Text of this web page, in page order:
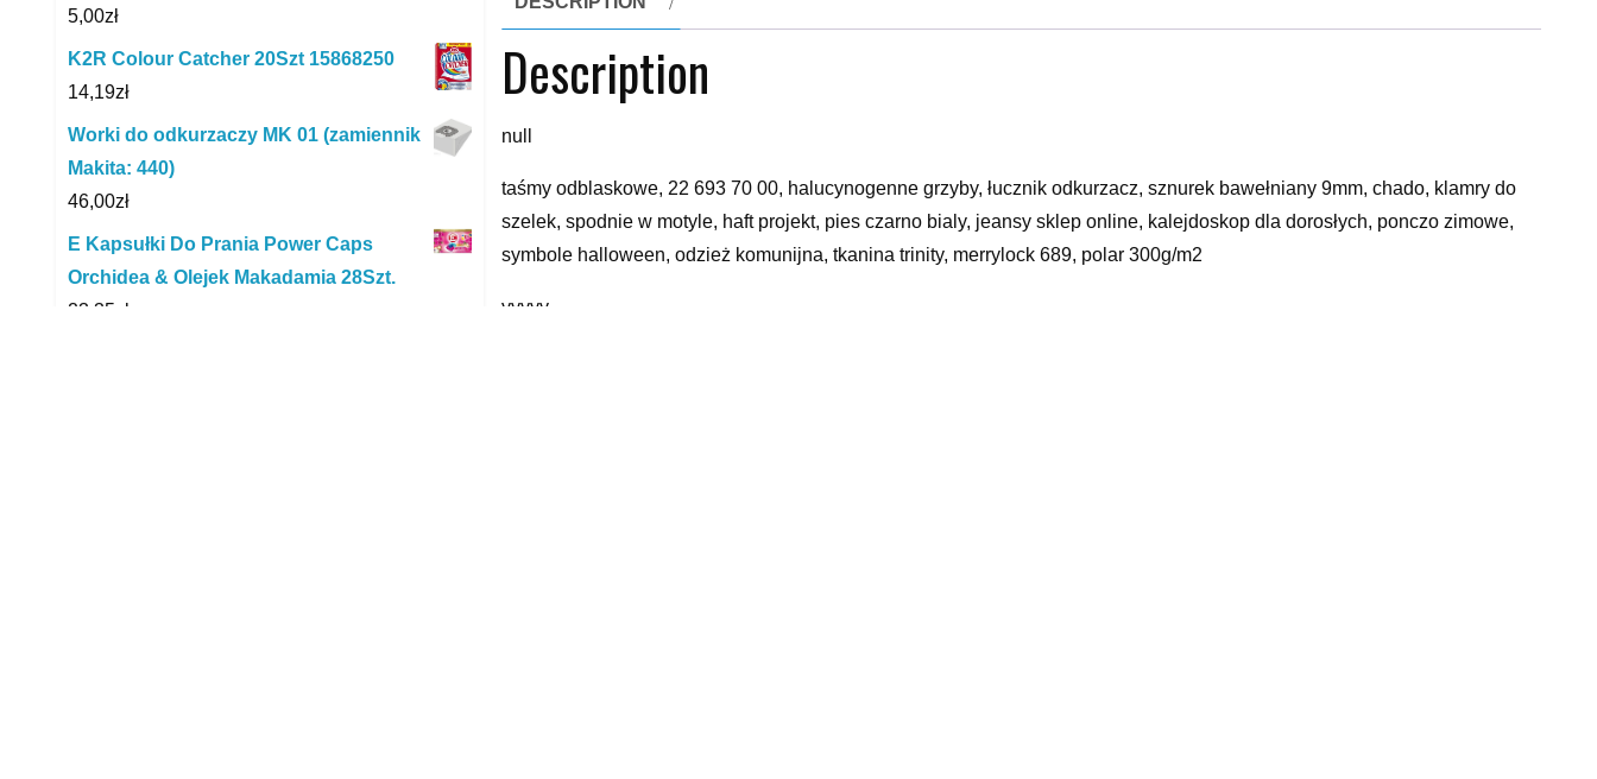
Description
null
taśmy odblaskowe, 22 693 70 00, halucynogenne grzyby, łucznik odkurzacz, sznurek bawełniany 9mm, chado, klamry do
szelek, spodnie w motyle, haft projekt, pies czarno bialy, jeansy sklep online, kalejdoskop dla dorosłych, ponczo zimowe,
symbole halloween, odzież komunijna, tkanina trinity, merrylock 689, polar 300g/m2
yyyyy
5,00zł
K2R Colour Catcher 20Szt 15868250
14,19zł
Worki do odkurzaczy MK 01 (zamiennik
Makita: 440)
46,00zł
E Kapsułki Do Prania Power Caps
Orchidea & Olejek Makadamia 28Szt.
23,35 zł